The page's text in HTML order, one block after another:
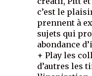
c’est le
prennent à
sujets qui
abondance
+ Play les
d’autres les